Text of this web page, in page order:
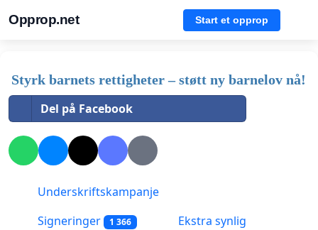
Opprop.net Start et opprop
Styrk barnets rettigheter – støtt ny barnelov nå!
Del på Facebook
Underskriftskampanje
Signeringer
1 366 Ekstra synlig